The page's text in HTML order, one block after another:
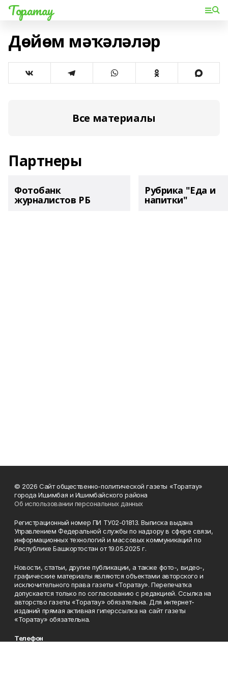
Торатау
Дөйөм мәҡәләләр
Все материалы
Партнеры
Фотобанк
журналистов РБ
Рубрика "Еда и
напитки"
© 2026 Сайт общественно-политической газеты «Торатау»
города Ишимбая и Ишимбайского района
Об использовании персональных данных
Регистрационный номер ПИ ТУ02-01813. Выписка выдана
Управлением Федеральной службы по надзору в сфере связи,
информационных технологий и массовых коммуникаций по
Республике Башкортостан от 19.05.2025 г.
Новости, статьи, другие публикации, а также фото-, видео-,
графические материалы являются объектами авторского и
исключительного права газеты «Торатау». Перепечатка
допускается только по согласованию с редакцией. Ссылка на
авторство газеты «Торатау» обязательна. Для интернет-
изданий прямая активная гиперссылка на сайт газеты
«Торатау» обязательна.
Телефон